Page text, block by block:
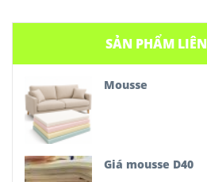
SẢN PHẨM
Mousse
Giá mousse D40